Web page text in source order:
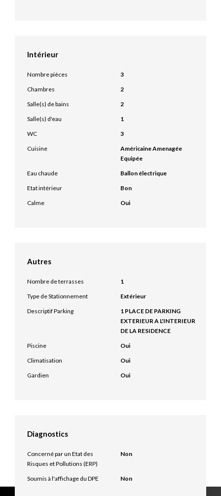
Intérieur
Nombre pièces
3
Chambres
2
Salle(s) de bains
2
Salle(s) d'eau
1
WC
3
Cuisine
Américaine Amenagée
Equipée
Eau chaude
Ballon électrique
Etat intérieur
Bon
Calme
Oui
Autres
Nombre de terrasses
1
Type de Stationnement
Extérieur
Descriptif Parking
1 PLACE DE PARKING
EXTERIEUR A L'INTERIEUR
DE LA RESIDENCE
Piscine
Oui
Climatisation
Oui
Gardien
Oui
Diagnostics
Concerné par un Etat des
Risques et Pollutions (ERP)
Non
Soumis à l'affichage du DPE Non